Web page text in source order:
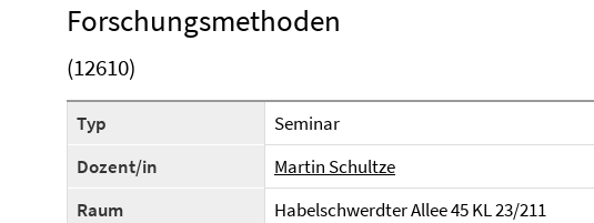
Forschungsmethoden
(12610)
Typ
Seminar
Dozent/in
Martin Schultze
Raum
Habelschwerdter Allee 45 KL 23/211